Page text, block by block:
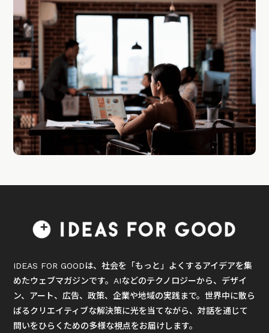
IDEAS FOR GOODは、社会を「もっと」よくするアイデアを集
めたウェブマガジンです。AIなどのテクノロジーから、デザイ
ン、アート、広告、政策、企業や地域の実践まで。世界中に散ら
ばるクリエイティブな解決策に光を当てながら、対話を通じて
問いをひらくための多様な視点をお届けします。